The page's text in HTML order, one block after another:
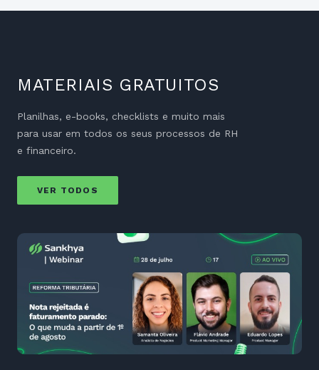
MATERIAIS GRATUITOS
Planilhas, e-books, checklists e muito mais
para usar em todos os seus processos de RH
e financeiro.
VER TODOS